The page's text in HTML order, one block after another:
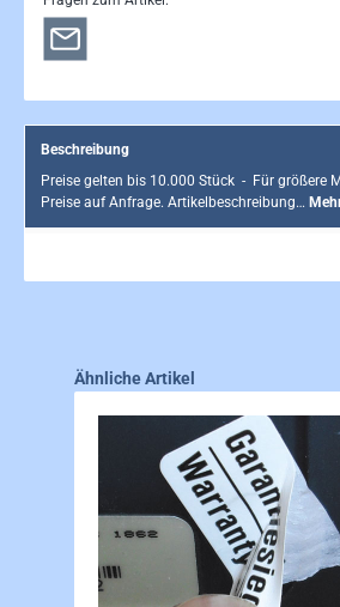
Beschreibung
Preise gelten bis 10.000 Stück - Für größere
Preise auf Anfrage. Artikelbeschreibung…
Produktgalerie überspringen
Ähnliche Artikel